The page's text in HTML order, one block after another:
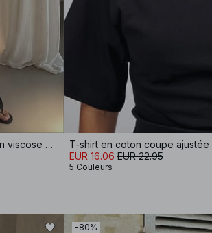
Pantalon large à taille mi-haute en viscose mélangée
EUR 16.06 EUR 22.95
5 Couleurs
-80%